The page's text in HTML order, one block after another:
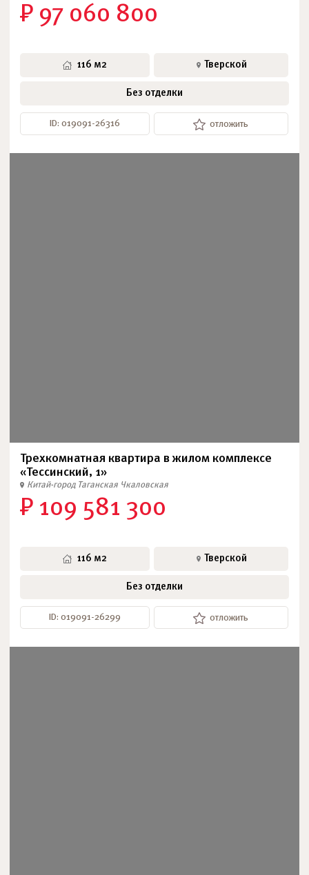
₽ 97 060 800
116 м2 Тверской
Без отделки
ID: 019091-26316 отложить
Трехкомнатная квартира в жилом комплексе
«Тессинский, 1»
Китай-город Таганская Чкаловская
₽ 109 581 300
116 м2 Тверской
Без отделки
ID: 019091-26299 отложить